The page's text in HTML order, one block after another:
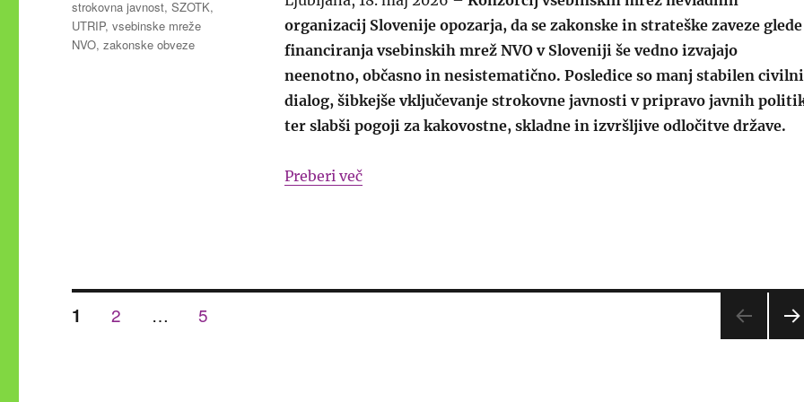
organizacij Slovenije opozarja, da se zakonske in strateške zaveze glede
financiranja vsebinskih mrež NVO v Sloveniji še vedno izvajajo
neenotno, občasno in nesistematično. Posledice so manj stabilen civilni
dialog, šibkejše vključevanje strokovne javnosti v pripravo javnih
ter slabši pogoji za kakovostne, skladne in izvršljive odločitve države.
Preberi več“Vsebinske mreže NVO opozarjajo: zakonske obveznosti
strokovna javnost,SZOTK,
UTRIP,vsebinske mreže
NVO,zakonske obveze
Številčenje
STRAN
1 STRAN
2 … STRAN
5